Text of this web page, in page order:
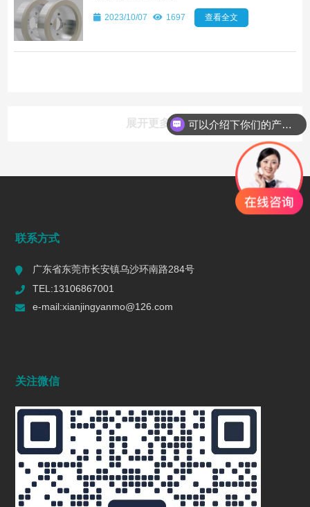
2023/10/07 1697 查看全文
展开更多
深耕长三角｜先镜研磨江浙沪专属流体抛光方案，为精密
制造注入澎湃动能
2025/11/08 448
联系方式
广东省东莞市长安镇乌沙环南路284号
TEL:13106867001
e-mail:xianjingyanmo@126.com
关注微信
可以介绍下你们的产品么